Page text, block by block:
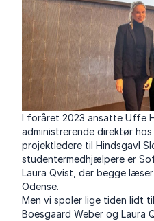
I foråret 2023 ansatte Uffe
administrerende direktør
projektledere til Hindsgavl
studentermedhjælpere er
Laura Qvist, der begge
Odense.
Men vi spoler lige tiden lidt
Boesgaard Weber og Laura